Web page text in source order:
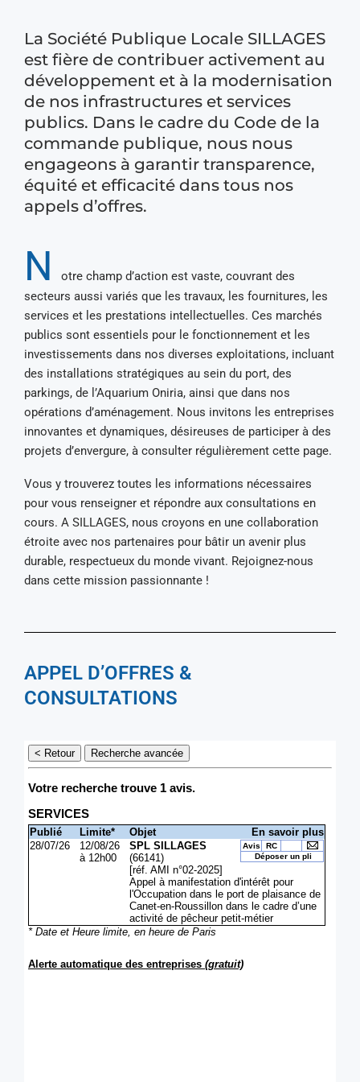
La Société Publique Locale SILLAGES
est fière de contribuer activement au
développement et à la modernisation
de nos infrastructures et services
publics. Dans le cadre du Code de la
commande publique, nous nous
engageons à garantir transparence,
équité et efficacité dans tous nos
appels d’offres.
N
otre champ d’action est vaste, couvrant des
secteurs aussi variés que les travaux, les fournitures, les
services et les prestations intellectuelles. Ces marchés
publics sont essentiels pour le fonctionnement et les
investissements dans nos diverses exploitations, incluant
des installations stratégiques au sein du port, des
parkings, de l’Aquarium Oniria, ainsi que dans nos
opérations d’aménagement. Nous invitons les entreprises
innovantes et dynamiques, désireuses de participer à des
projets d’envergure, à consulter régulièrement cette page.
Vous y trouverez toutes les informations nécessaires
pour vous renseigner et répondre aux consultations en
cours. A SILLAGES, nous croyons en une collaboration
étroite avec nos partenaires pour bâtir un avenir plus
durable, respectueux du monde vivant. Rejoignez-nous
dans cette mission passionnante !
APPEL D’OFFRES &
CONSULTATIONS